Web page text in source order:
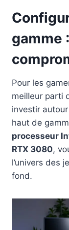
gamme
Pour les
meilleur parti
investir
haut de
processeur
RTX 3080,
l’univers des
fond.